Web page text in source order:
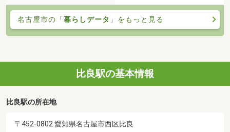
名古屋市の「暮らしデータ 」をもっと見る
比良駅の基本情報
比良駅の所在地
〒452-0802 愛知県名古屋市西区比良